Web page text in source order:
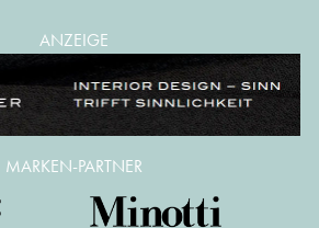
ANZEIGE